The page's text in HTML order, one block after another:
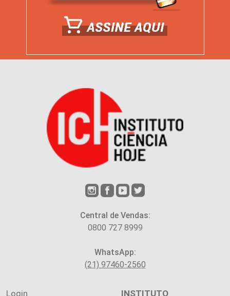
Central de Vendas:
0800 727 8999
WhatsApp:
(21) 97460-2560
Login
INSTITUTO